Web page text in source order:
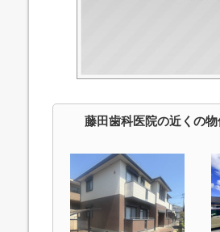
藤田歯科医院の近くの物